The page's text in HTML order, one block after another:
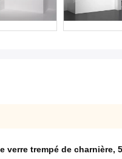
verre trempé de charnière,